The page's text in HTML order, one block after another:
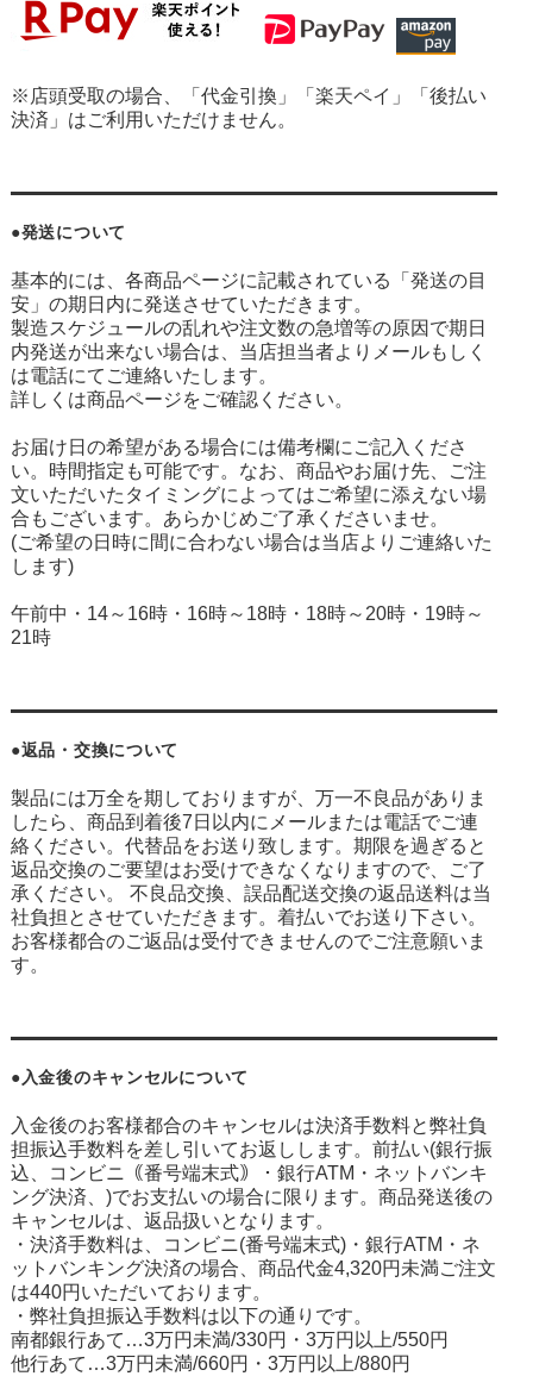
※店頭受取の場合、「代金引換」「楽天ペイ」「後払い
決済」はご利用いただけません。
●発送について
基本的には、各商品ページに記載されている「発送の目
安」の期日内に発送させていただきます。
製造スケジュールの乱れや注文数の急増等の原因で期日
内発送が出来ない場合は、当店担当者よりメールもしく
は電話にてご連絡いたします。
詳しくは商品ページをご確認ください。
お届け日の希望がある場合には備考欄にご記入くださ
い。時間指定も可能です。なお、商品やお届け先、ご注
文いただいたタイミングによってはご希望に添えない場
合もございます。あらかじめご了承くださいませ。
(ご希望の日時に間に合わない場合は当店よりご連絡いた
します)
午前中・14～16時・16時～18時・18時～20時・19時～
21時
●返品・交換について
製品には万全を期しておりますが、万一不良品がありま
したら、商品到着後7日以内にメールまたは電話でご連
絡ください。代替品をお送り致します。期限を過ぎると
返品交換のご要望はお受けできなくなりますので、ご了
承ください。 不良品交換、誤品配送交換の返品送料は当
社負担とさせていただきます。着払いでお送り下さい。
お客様都合のご返品は受付できませんのでご注意願いま
す。
●入金後のキャンセルについて
入金後のお客様都合のキャンセルは決済手数料と弊社負
担振込手数料を差し引いてお返しします。前払い(銀行振
込、コンビニ｟番号端末式｠・銀行ATM・ネットバンキ
ング決済、 )でお支払いの場合に限ります。商品発送後の
キャンセルは、返品扱いとなります。
・決済手数料は、コンビニ(番号端末式)・銀行ATM・ネ
ットバンキング決済の場合、商品代金4,320円未満ご注文
は440円いただいております。
・弊社負担振込手数料は以下の通りです。
南都銀行あて…3万円未満/330円・3万円以上/550円
他行あて…3万円未満/660円・3万円以上/880円